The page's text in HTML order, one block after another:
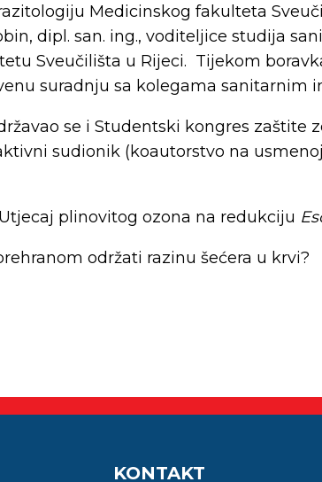
Medicinskog fakulteta
dipl. san. ing., voditeljice studija
Sveučilišta u Rijeci. Tijekom
suradnju sa kolegama sanitarnim
se i Studentski kongres zaštite
sudionik (koautorstvo na
plinovitog ozona na redukciju
održati razinu šećera u krvi?
KONTAKT